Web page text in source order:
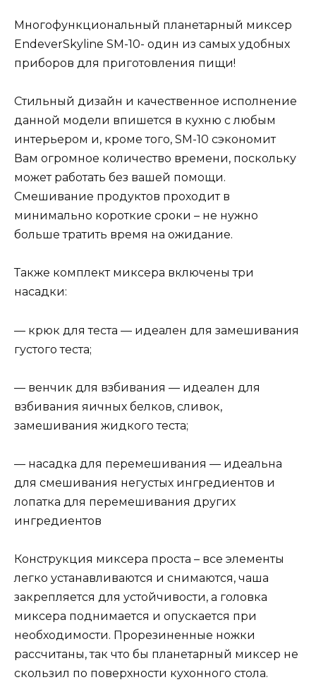
Многофункциональный планетарный миксер
EndeverSkyline SM-10- один из самых удобных
приборов для приготовления пищи!
Стильный дизайн и качественное исполнение
данной модели впишется в кухню с любым
интерьером и, кроме того, SM-10 сэкономит
Вам огромное количество времени, поскольку
может работать без вашей помощи.
Смешивание продуктов проходит в
минимально короткие сроки – не нужно
больше тратить время на ожидание.
Также комплект миксера включены три
насадки:
— крюк для теста — идеален для замешивания
густого теста;
— венчик для взбивания — идеален для
взбивания яичных белков, сливок,
замешивания жидкого теста;
— насадка для перемешивания — идеальна
для смешивания негустых ингредиентов и
лопатка для перемешивания других
ингредиентов
Конструкция миксера проста – все элементы
легко устанавливаются и снимаются, чаша
закрепляется для устойчивости, а головка
миксера поднимается и опускается при
необходимости. Прорезиненные ножки
рассчитаны, так что бы планетарный миксер не
скользил по поверхности кухонного стола.